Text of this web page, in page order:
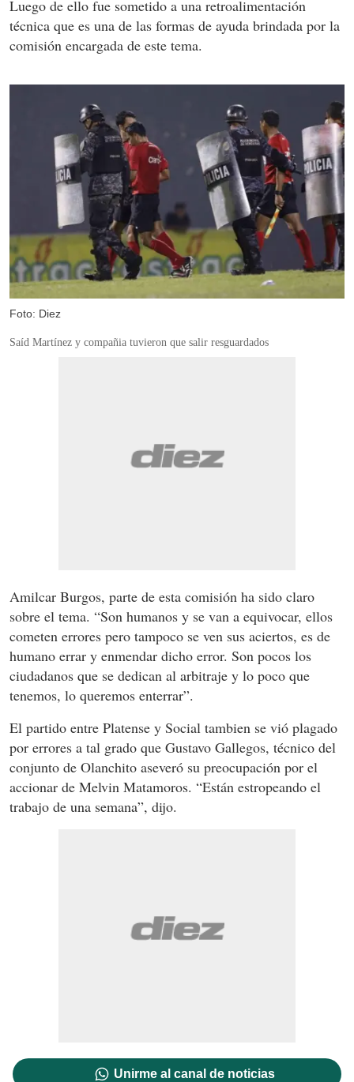
Luego de ello fue sometido a una retroalimentación
técnica que es una de las formas de ayuda brindada por la
comisión encargada de este tema.
Foto: Diez
Saíd Martínez y compañia tuvieron que salir resguardados
Amilcar Burgos, parte de esta comisión ha sido claro
sobre el tema. “Son humanos y se van a equivocar, ellos
cometen errores pero tampoco se ven sus aciertos, es de
humano errar y enmendar dicho error. Son pocos los
ciudadanos que se dedican al arbitraje y lo poco que
tenemos, lo queremos enterrar”.
El partido entre Platense y Social tambien se vió plagado
por errores a tal grado que Gustavo Gallegos, técnico del
conjunto de Olanchito aseveró su preocupación por el
accionar de Melvin Matamoros. “Están estropeando el
trabajo de una semana”, dijo.
Unirme al canal de noticias